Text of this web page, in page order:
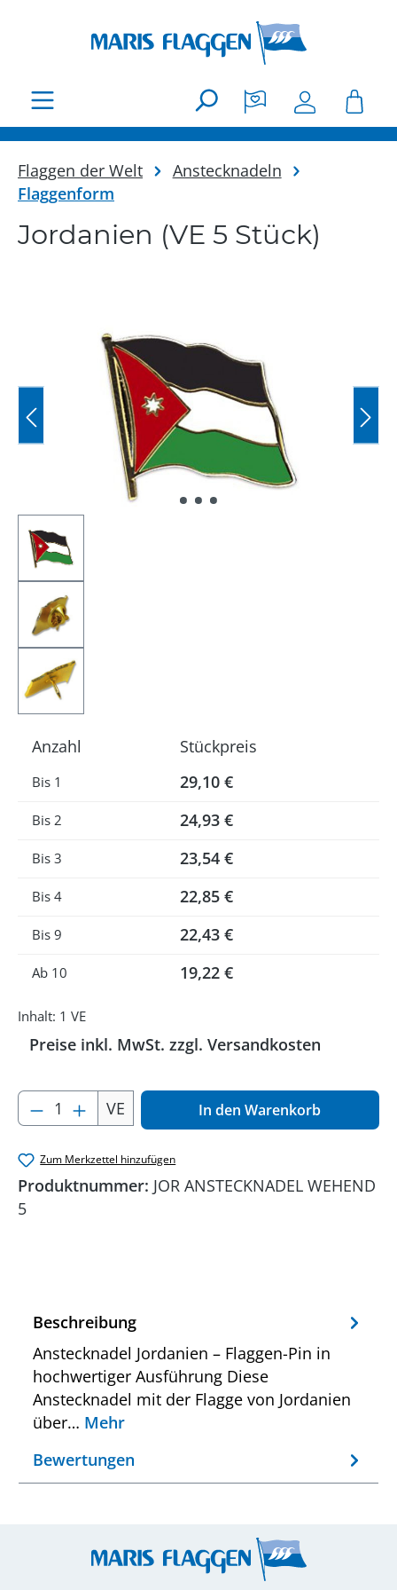
Flaggen der Welt
Anstecknadeln
Flaggenform
Jordanien (VE 5 Stück)
Anzahl Stückpreis
Bis 1 29,10 €
Bis2 24,93 €
Bis3 23,54 €
Bis4 22,85 €
Bis9 22,43 €
Ab 10 19,22 €
Inhalt: 1 VE
Preise inkl. MwSt. zzgl. Versandkosten
Produkt Anzahl: Gib den gewünschten
VE In den Warenkorb
Zum Merkzettel hinzufügen
Produktnummer: JOR ANSTECKNADEL WEHEND
5
Beschreibung
Anstecknadel Jordanien – Flaggen-Pin in
hochwertiger Ausführung Diese
Anstecknadel mit der Flagge von Jordanien
über… Mehr
Bewertungen